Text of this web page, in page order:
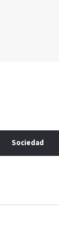
Sociedad